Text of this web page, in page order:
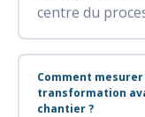
centre du
Comment
transformation
chantier ?